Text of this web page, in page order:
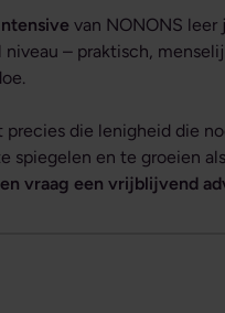
van NONONS leer
niveau – praktisch,
die lenigheid die
spiegelen en te groeien
vraag een vrijblijvend